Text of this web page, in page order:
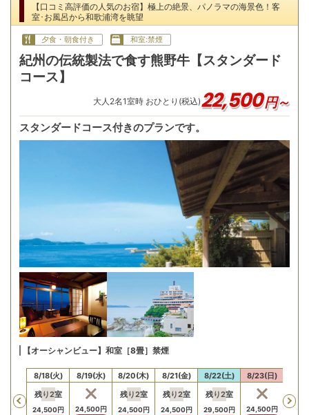
【口コミ高評価の人気のお宿】極上の絶景、パノラマの海景色！客
室･お風呂から和歌浦湾を眺望
夕食・朝食付き 和室:禁煙
紀州の伝統製法で食す熊野牛【スタンダード
コース】
大人 2名1室時 おひとり(税込)22,500円～
スタンダードコース付きのプランです。
【オーシャンビュー】和室［8畳］禁煙
Previous
円
8/18(火)
残り2室
24,500円
8/19(水)
24,500円
8/20(木)
残り2室
24,500円
8/21(金)
残り2室
24,500円
8/22(土)
残り2室
29,500円
8/23(日)
24,500円